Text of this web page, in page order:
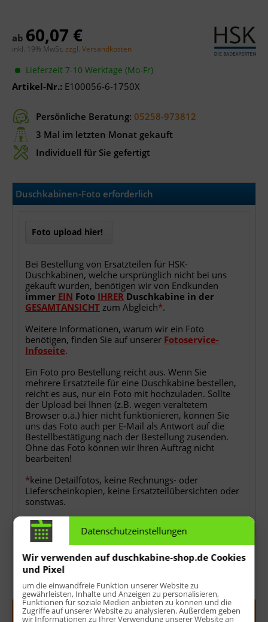
ab 60,07 €
inkl. 19% MwSt. zzgl. Versandkosten
Lieferzeit 7-10 Werktage (Mo-Fr)
Artikel-Nr.: E100056-6-1750X
Persönliche Beratung: 05258-973812
3 Mal im letzten Monat gekauft
Individuell für Sie gefertigt
Duschkabinen-Foto erforderlich
Foto upload hier!
Bei Bestellung von Ersatzteilen für HSK-
Duschkabinen, welche ursprünglich nicht bei uns
gekauft wurden, benötigen wir von Endkunden
immer EIN Foto IHRER Duschkabine in der
GESAMTANSICHT zum Abgleich*.
Weitere Informationen, warum wir ein Foto
benötigen, finden Sie auf unserer Fotoservice-
Infoseite.
Ein Foto pro Bestellung reicht aus. Wenn Sie
mehrere Ersatzteile für eine Duschkabine bestellen,
reicht es aus, nur ein Foto mit hochzuladen. Sollte
der Upload bei Ihnen (z.B. wegen veraltetem
Browser o.ä.) hier nicht funktionieren, können Sie
uns das Foto auch per E-Mail als Antwort auf die
Bestellbestätigung nach der Bestellung zusenden.
Ohne das Foto können wir Ihren Auftrag nicht
bearbeiten!
*keine Detailfotos, keine Rechnungs- oder
Lieferscheinkopien, keine Ersatzteilübersichten oder
sonstwas.
Menge:
In denWarenkorb
Datenschutzeinstellungen
Wir verwenden auf duschkabine-shop.de Cookies
und Pixel
um die einwandfreie Funktion unserer Website zu
gewährleisten, Inhalte und Anzeigen zu personalisieren,
Funktionen für soziale Medien anbieten zu können und die
Zugriffe auf unserer Website zu analysieren. Außerdem geben
wir Informationen zu Ihrer Verwendung unserer Website an